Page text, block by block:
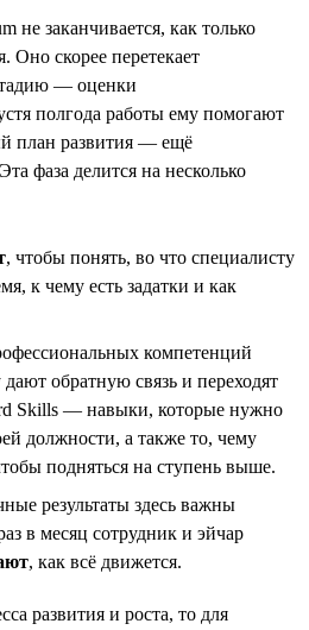
не заканчивается, как только
Оно скорее перетекает
— оценки
полгода работы ему помогают
план развития — ещё
фаза делится на несколько
, чтобы понять, во что специалисту
к чему есть задатки и как
компетенций
обратную связь и переходят
Skills — навыки, которые нужно
должности, а также то, чему
подняться на ступень выше.
результаты здесь важны
в месяц сотрудник и эйчар
, как всё движется.
развития и роста, то для